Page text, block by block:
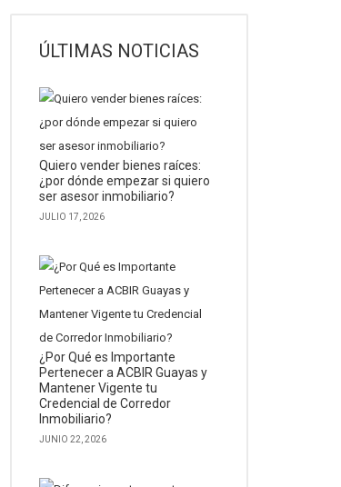
ÚLTIMAS NOTICIAS
Quiero vender bienes raíces:
¿por dónde empezar si quiero
ser asesor inmobiliario?
JULIO 17, 2026
¿Por Qué es Importante
Pertenecer a ACBIR Guayas y
Mantener Vigente tu
Credencial de Corredor
Inmobiliario?
JUNIO 22, 2026